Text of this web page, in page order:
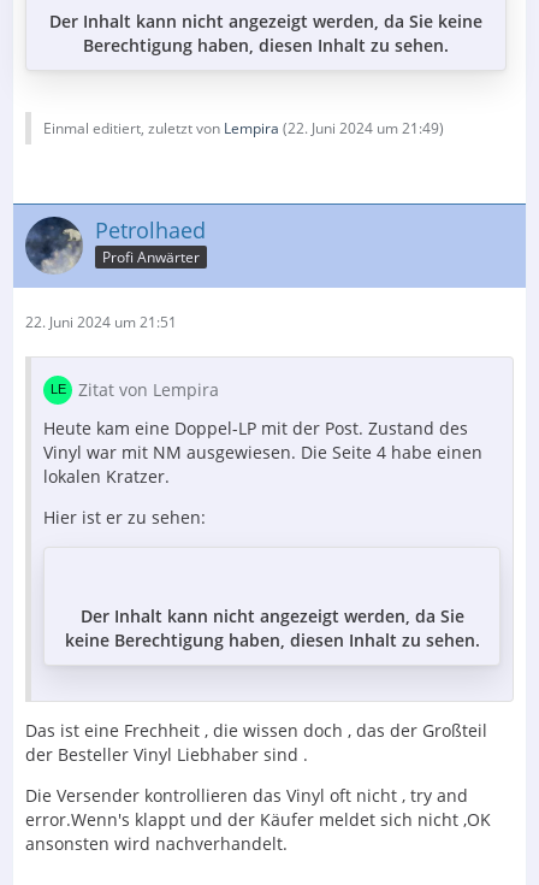
Der Inhalt kann nicht angezeigt werden, da Sie keine
Berechtigung haben, diesen Inhalt zu sehen.
Einmal editiert, zuletzt von Lempira (22. Juni 2024 um 21:49)
Petrolhaed
Profi Anwärter
22. Juni 2024 um 21:51
Zitat von Lempira
Heute kam eine Doppel-LP mit der Post. Zustand des
Vinyl war mit NM ausgewiesen. Die Seite 4 habe einen
lokalen Kratzer.
Hier ist er zu sehen:
Der Inhalt kann nicht angezeigt werden, da Sie
keine Berechtigung haben, diesen Inhalt zu sehen.
Das ist eine Frechheit , die wissen doch , das der Großteil
der Besteller Vinyl Liebhaber sind .
Die Versender kontrollieren das Vinyl oft nicht , try and
error.Wenn's klappt und der Käufer meldet sich nicht ,OK
ansonsten wird nachverhandelt.